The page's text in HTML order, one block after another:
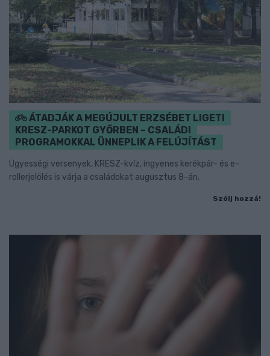
ÁTADJÁK A MEGÚJULT ERZSÉBET LIGETI
KRESZ-PARKOT GYŐRBEN – CSALÁDI
PROGRAMOKKAL ÜNNEPLIK A FELÚJÍTÁST
Ügyességi versenyek, KRESZ-kvíz, ingyenes kerékpár- és e-
rollerjelölés is várja a családokat augusztus 8-án.
Szólj hozzá!